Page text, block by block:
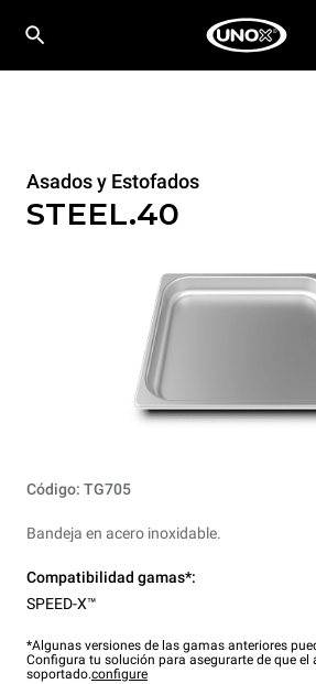
Asados y Estofados
STEEL.40
Código: TG705
Bandeja en acero inoxidable.
Compatibilidad gamas*:
SPEED-X™
*Algunas versiones de las gamas anteriores
Configura tu solución para asegurarte de que el
soportado.configure